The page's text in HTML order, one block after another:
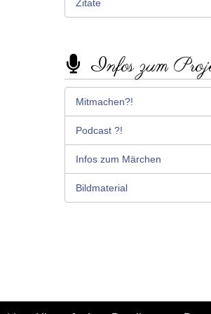
Zitate
Infos zum
Mitmachen?!
Podcast ?!
Infos zum Märchen
Bildmaterial